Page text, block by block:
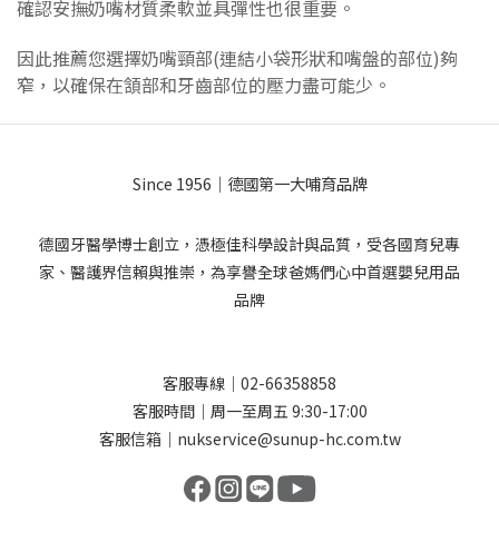
確認安撫奶嘴材質柔軟並具彈性也很重要。
因此推薦您選擇奶嘴頸部(連結小袋形狀和嘴盤的部位)夠
窄，以確保在頷部和牙齒部位的壓力盡可能少。
Since 1956｜德國第一大哺育品牌
德國牙醫學博士創立，憑極佳科學設計與品質，受各國育兒專
家、醫護界信賴與推崇，為享譽全球爸媽們心中首選嬰兒用品
品牌
客服專線｜02-66358858
客服時間｜周一至周五 9:30-17:00
客服信箱｜nukservice@sunup-hc.com.tw